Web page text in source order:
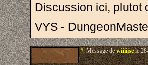
Discussion ici, plutot
VYS -
#.Message dewiiiiisele